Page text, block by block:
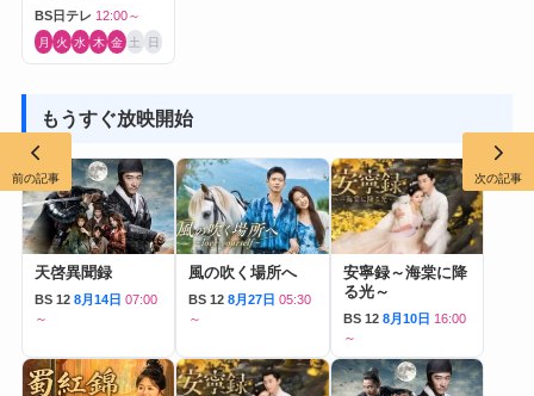
BS日テレ 12:00～
月 火 水 木 金 土 日
もうすぐ放映開始
天啓異聞録
BS 12 8月14日 07:00
～
風の吹く場所へ
BS 12 8月27日 05:30
～
安寧録～海棠に降
る光～
BS 12 8月10日 16:00
～
前の記事 次の記事